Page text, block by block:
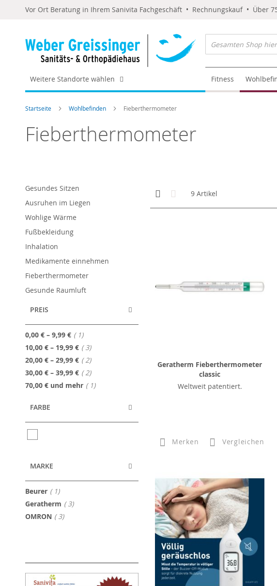
Vor Ort Beratung in Ihrem Sanivita Fachgeschäft • Rechnungskauf • Über
Weitere Standorte wählen Fitness
Startseite Wohlbefinden Fieberthermometer
Fieberthermometer
Anzeigen
als
Kachelansicht
Liste9 Artikel
Geratherm Fieberthermometer
classic
Weltweit patentiert.
Merken Vergleichen
Gesundes Sitzen
Ausruhen im Liegen
Wohlige Wärme
Fußbekleidung
Inhalation
Medikamente einnehmen
Fieberthermometer
Gesunde Raumluft
PREIS
0,00 € – 9,99 € 1Artikel
10,00 € – 19,99 € 3Artikel
20,00 € – 29,99 € 2Artikel
30,00 € – 39,99 € 2Artikel
70,00 € und mehr 1Artikel
FARBE
MARKE
Beurer 1Artikel
Geratherm 3Artikel
OMRON 3Artikel